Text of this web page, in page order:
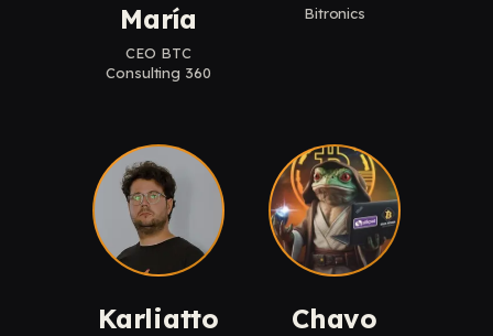
María
CEO BTC
Consulting 360
Bitronics
Karliatto Chavo